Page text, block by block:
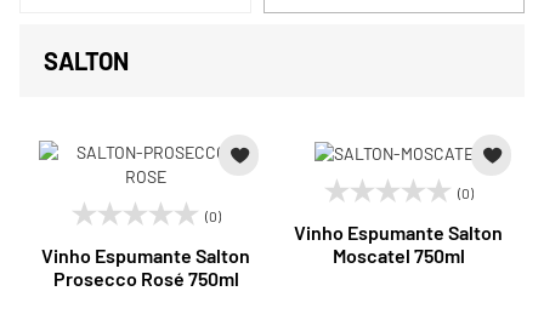
SALTON
(0)
Vinho Espumante Salton
Prosecco Rosé 750ml
(0)
Vinho Espumante Salton
Moscatel 750ml